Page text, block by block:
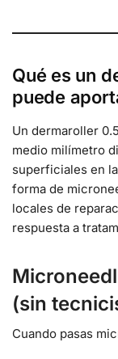
Qué es un
puede
Un dermaroller
medio milímetro
superficiales en
forma de
locales de
respuesta a
(sin
Cuando pasas